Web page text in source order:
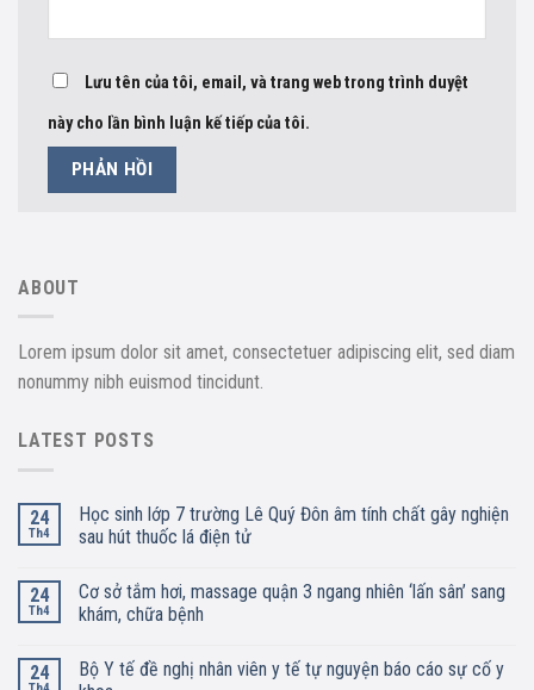
Lưu tên của tôi, email, và trang web trong trình duyệt
này cho lần bình luận kế tiếp của tôi.
ABOUT
Lorem ipsum dolor sit amet, consectetuer adipiscing elit, sed diam
nonummy nibh euismod tincidunt.
LATEST POSTS
24
Th4
Học sinh lớp 7 trường Lê Quý Đôn âm tính chất gây nghiện
sau hút thuốc lá điện tử
24
Th4
Cơ sở tắm hơi, massage quận 3 ngang nhiên ‘lấn sân’ sang
khám, chữa bệnh
24
Bộ Y tế đề nghị nhân viên y tế tự nguyện báo cáo sự cố y